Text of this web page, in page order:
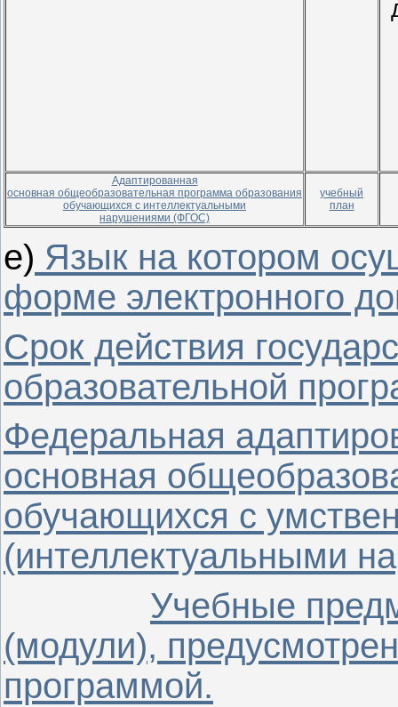
Адаптированная
основная общеобразовательная программа образования
обучающихся с интеллектуальными
нарушениями (ФГОС)
учебный
план
е) Язык на котором
форме электронного
Срок действия
образовательной
Федеральная
основная
обучающихся с
(интеллектуальными
Учебные
(модули),
программой.